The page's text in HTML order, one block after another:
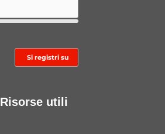
Risorse utili